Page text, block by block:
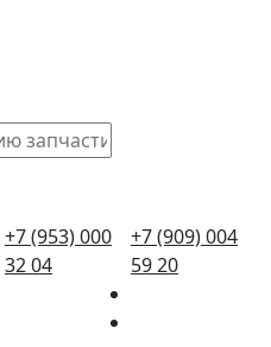
+7 (953) 000
32 04
+7 (909) 004
59 20